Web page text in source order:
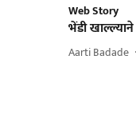
Web Story
भेंडी
Aarti Badade